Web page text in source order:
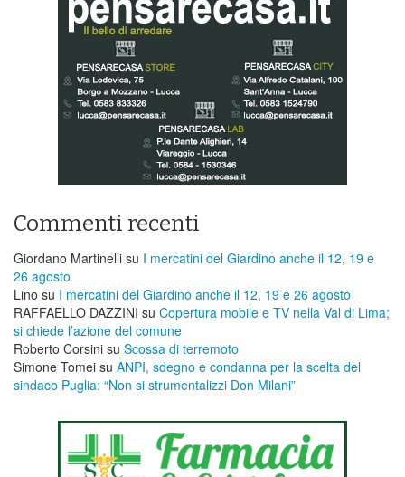
Commenti recenti
Giordano Martinelli su I mercatini del Giardino anche il 12, 19 e
26 agosto
Lino su I mercatini del Giardino anche il 12, 19 e 26 agosto
RAFFAELLO DAZZINI su ​Copertura mobile e TV nella Val di Lima;
si chiede l’azione del comune
Roberto Corsini su Scossa di terremoto
Simone Tomei su ANPI, sdegno e condanna per la scelta del
sindaco Puglia: “Non si strumentalizzi Don Milani”